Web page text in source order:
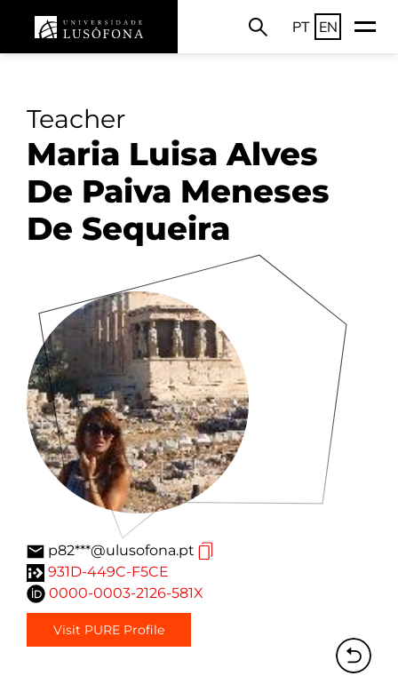
PT EN
Teacher
Maria Luisa Alves
De Paiva Meneses
De Sequeira
p82***@ulusofona.pt
931D-449C-F5CE
0000-0003-2126-581X
Visit PURE Profile